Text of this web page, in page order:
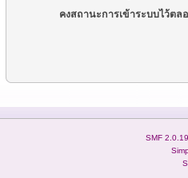
คงสถานะการเข้าระบบไว้ตล
SMF 2.0.19